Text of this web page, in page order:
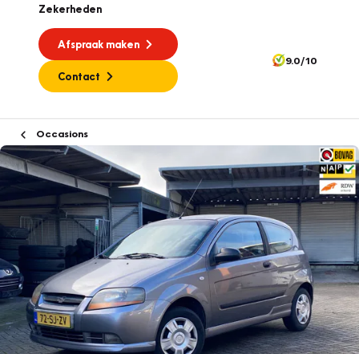
Zekerheden
Afspraak maken
Contact
9.0/10
Occasions